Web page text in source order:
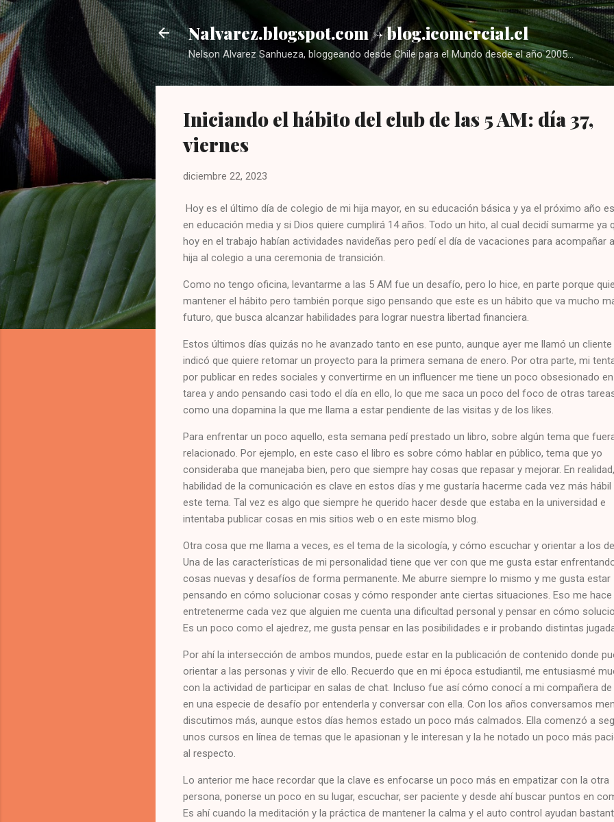
Ir al contenido principal
Nalvarez.blogspot.com -> blog.icomercial.cl
Nelson Alvarez Sanhueza, bloggeando desde Chile para el Mundo desde el año 2005...
Iniciando el hábito del club de las 5 AM: día 37,
viernes
diciembre 22, 2023
Hoy es el último día de colegio de mi hija mayor, en su educación básica y ya el próximo año
en educación media y si Dios quiere cumplirá 14 años. Todo un hito, al cual decidí sumarme ya
hoy en el trabajo habían actividades navideñas pero pedí el día de vacaciones para acompañar
hija al colegio a una ceremonia de transición.
Como no tengo oficina, levantarme a las 5 AM fue un desafío, pero lo hice, en parte porque
mantener el hábito pero también porque sigo pensando que este es un hábito que va mucho
futuro, que busca alcanzar habilidades para lograr nuestra libertad financiera.
Estos últimos días quizás no he avanzado tanto en ese punto, aunque ayer me llamó un cliente
indicó que quiere retomar un proyecto para la primera semana de enero. Por otra parte, mi
por publicar en redes sociales y convertirme en un influencer me tiene un poco obsesionado
tarea y ando pensando casi todo el día en ello, lo que me saca un poco del foco de otras
como una dopamina la que me llama a estar pendiente de las visitas y de los likes.
Para enfrentar un poco aquello, esta semana pedí prestado un libro, sobre algún tema que
relacionado. Por ejemplo, en este caso el libro es sobre cómo hablar en público, tema que yo
consideraba que manejaba bien, pero que siempre hay cosas que repasar y mejorar. En
habilidad de la comunicación es clave en estos días y me gustaría hacerme cada vez más hábil
este tema. Tal vez es algo que siempre he querido hacer desde que estaba en la universidad e
intentaba publicar cosas en mis sitios web o en este mismo blog.
Otra cosa que me llama a veces, es el tema de la sicología, y cómo escuchar y orientar a los
Una de las características de mi personalidad tiene que ver con que me gusta estar
cosas nuevas y desafíos de forma permanente. Me aburre siempre lo mismo y me gusta estar
pensando en cómo solucionar cosas y cómo responder ante ciertas situaciones. Eso me hace
entretenerme cada vez que alguien me cuenta una dificultad personal y pensar en cómo
Es un poco como el ajedrez, me gusta pensar en las posibilidades e ir probando distintas
Por ahí la intersección de ambos mundos, puede estar en la publicación de contenido donde
orientar a las personas y vivir de ello. Recuerdo que en mi época estudiantil, me entusiasmé
con la actividad de participar en salas de chat. Incluso fue así cómo conocí a mi compañera de
en una especie de desafío por entenderla y conversar con ella. Con los años conversamos
discutimos más, aunque estos días hemos estado un poco más calmados. Ella comenzó a
unos cursos en línea de temas que le apasionan y le interesan y la he notado un poco más
al respecto.
Lo anterior me hace recordar que la clave es enfocarse un poco más en empatizar con la otra
persona, ponerse un poco en su lugar, escuchar, ser paciente y desde ahí buscar puntos en
Es ahí cuando la meditación y la práctica de mantener la calma y el auto control ayudan